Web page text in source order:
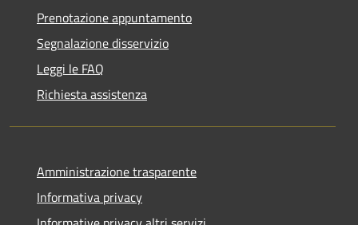
Prenotazione appuntamento
Segnalazione disservizio
Leggi le FAQ
Richiesta assistenza
Amministrazione trasparente
Informativa privacy